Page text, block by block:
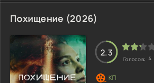
рыбака, недавно погибшего в море. В
помнят. Когда-то он служил в местном
осталось много друзей и знакомых по
Общаясь с ними, Андрей приходит к
деда не была случайной.
Похищение (2026)
2.3
Голосов: 4